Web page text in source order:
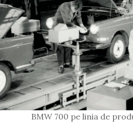
BMW 700 pe linia de